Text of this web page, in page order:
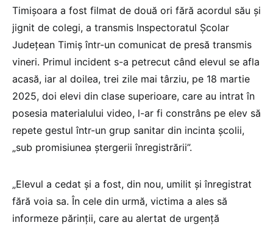
Timișoara a fost filmat de două ori fără acordul său și
jignit de colegi, a transmis Inspectoratul Școlar
Județean Timiș într-un comunicat de presă transmis
vineri. Primul incident s-a petrecut când elevul se afla
acasă, iar al doilea, trei zile mai târziu, pe 18 martie
2025, doi elevi din clase superioare, care au intrat în
posesia materialului video, l-ar fi constrâns pe elev să
repete gestul într-un grup sanitar din incinta școlii,
„sub promisiunea ștergerii înregistrării”.
„Elevul a cedat și a fost, din nou, umilit și înregistrat
fără voia sa. În cele din urmă, victima a ales să
informeze părinții, care au alertat de urgență